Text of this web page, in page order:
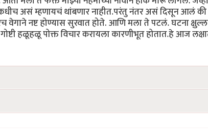
असं म्हणायचं थांबणार नाहीत.परंतु नंतर असं दिसून आलं की
वेगाने नष्ट होण्यास सुरवात होते. आणि मला ते पटलं. घटना
हळूहळू पोक्त विचार करायला कारणीभूत होतात.हे आज